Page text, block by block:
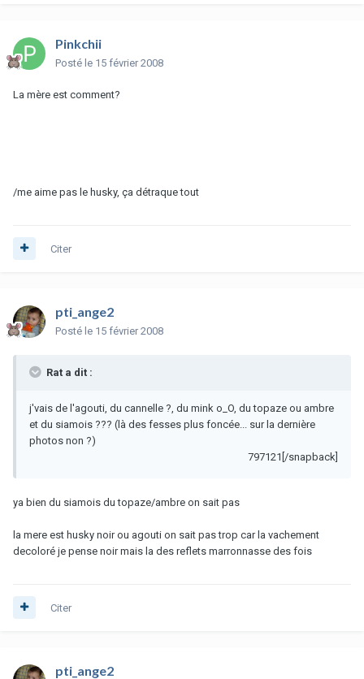
Pinkchii
Posté le 15 février 2008
La mère est comment?
/me aime pas le husky, ça détraque tout
Citer
pti_ange2
Posté le 15 février 2008
Rat a dit :
j'vais de l'agouti, du cannelle ?, du mink o_O, du topaze ou ambre
et du siamois ??? (là des fesses plus foncée... sur la dernière
photos non ?)
797121[/snapback]
ya bien du siamois du topaze/ambre on sait pas
la mere est husky noir ou agouti on sait pas trop car la vachement
decoloré je pense noir mais la des reflets marronnasse des fois
Citer
pti_ange2